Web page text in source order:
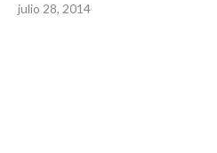
julio 28, 2014